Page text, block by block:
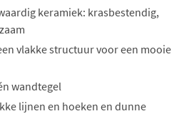
keramiek: krasbestendig,
vlakke structuur voor een mooie
wandtegel
lijnen en hoeken en dunne